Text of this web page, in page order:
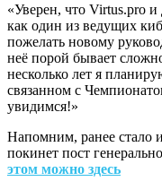
«Уверен, что Virtus.pro и
как один из ведущих
пожелать новому
неё порой бывает
несколько лет я
связанном с
увидимся!»
Напомним, ранее стало
покинет пост
этом можно здесь